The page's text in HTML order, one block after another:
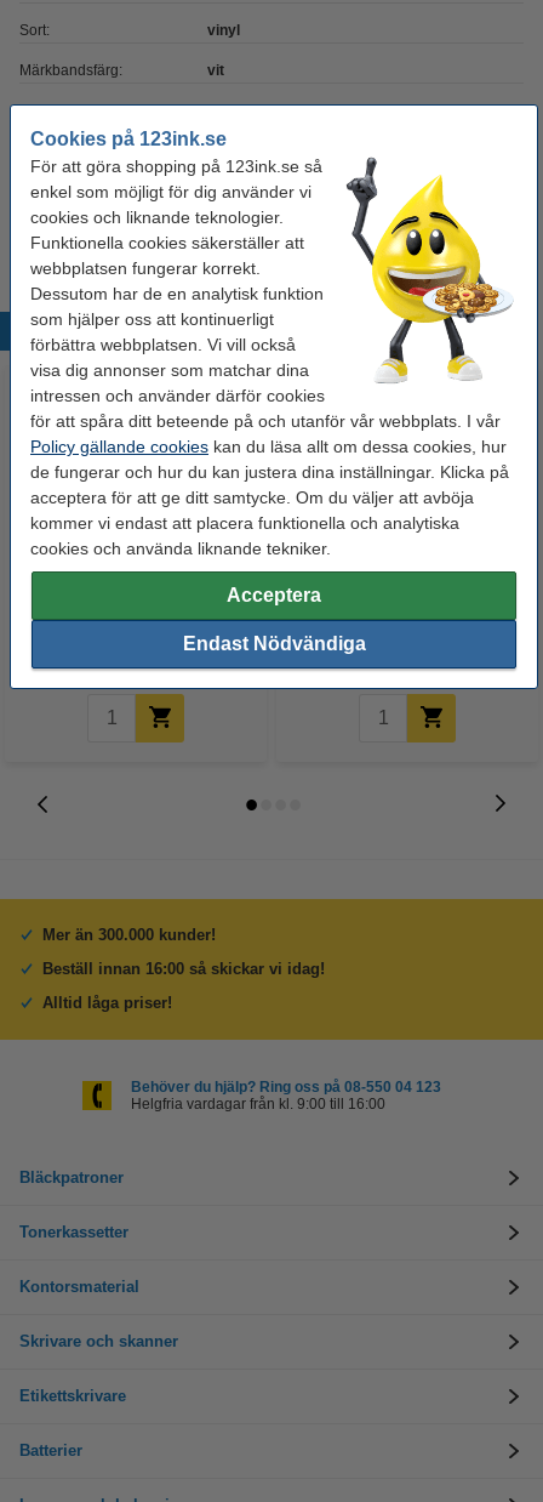
Cookies på 123ink.se
För att göra shopping på 123ink.se så
enkel som möjligt för dig använder vi
cookies och liknande teknologier.
Funktionella cookies säkerställer att
webbplatsen fungerar korrekt.
Dessutom har de en analytisk funktion
som hjälper oss att kontinuerligt
förbättra webbplatsen. Vi vill också
visa dig annonser som matchar dina
intressen och använder därför cookies
för att spåra ditt beteende på och utanför vår webbplats. I vår
Policy gällande cookies kan du läsa allt om dessa cookies, hur
de fungerar och hur du kan justera dina inställningar. Klicka på
acceptera för att ge ditt samtycke. Om du väljer att avböja
kommer vi endast att placera funktionella och analytiska
cookies och använda liknande tekniker.
Acceptera
Endast Nödvändiga
Sort: vinyl
Märkbandsfärg: vit
Kapacitet: 1 st
Extra info: säkerhetsdatablad
Tips
Vi råder er att beställa denna produkt istället för originalprodukten!
Populära produkter
6,4m (varumärket 123ink)
Inkl. 25% Moms
polyestertejp | svart text - vit
(varumärket 123ink)
350 kr
Mer än 300.000 kunder!
Beställ innan 16:00 så skickar vi idag!
Alltid låga priser!
Behöver du hjälp? Ring oss på 08-550 04 123
Helgfria vardagar från kl. 9:00 till 16:00
Bläckpatroner
Tonerkassetter
Kontorsmaterial
Skrivare och skanner
Etikettskrivare
Batterier